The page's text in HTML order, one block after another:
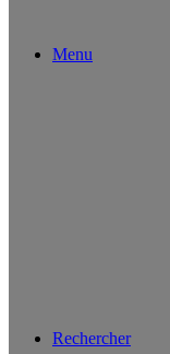
Menu
Rechercher